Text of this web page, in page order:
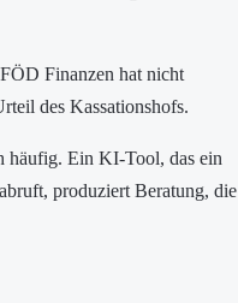
Finanzen hat nicht
des Kassationshofs.
häufig. Ein KI-Tool, das ein
produziert Beratung, die